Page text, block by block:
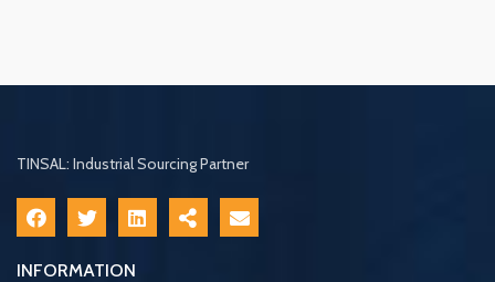
TINSAL: Industrial Sourcing Partner
INFORMATION